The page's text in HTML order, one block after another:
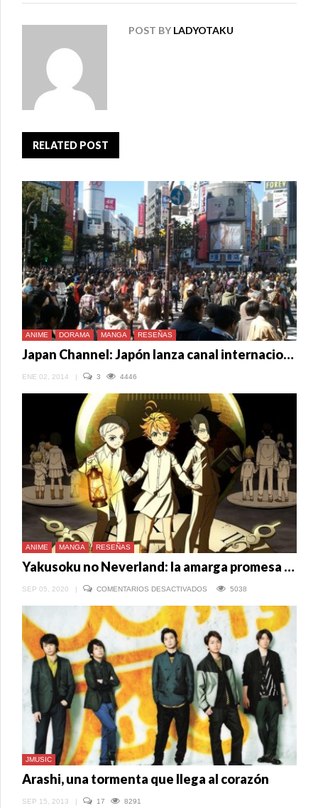
POST BY LADYOTAKU
RELATED POST
ANIME DORAMA MANGA RESEÑAS
Japan Channel: Japón lanza canal internacional de anime, doramas y más
ENE 02, 2014 | 3 4446
ANIME MANGA RESEÑAS
Yakusoku no Neverland: la amarga promesa de libertad en un orfanato
SEP 05, 2020 | COMENTARIOS DESACTIVADOS
NO
NEVERLAND:
LA
AMARGA
PROMESA
DE
LIBERTAD
EN
UN
ORFANATO
5038
JMUSIC
Arashi, una tormenta que llega al corazón
SEP 15, 2013 | 17 8291